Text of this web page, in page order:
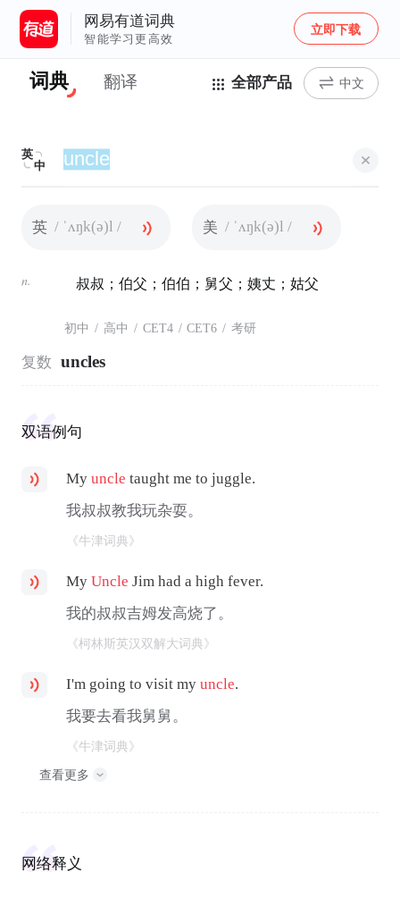
网易有道词典
智能学习更高效
立即下载
词典 翻译 全部产品 中文
英
中
英 / ˈʌŋk(ə)l / 美 / ˈʌŋk(ə)l /
n. 叔叔；伯父；伯伯；舅父；姨丈；姑父
初中 / 高中 / CET4 / CET6 / 考研
复数 uncles
双语例句
Myuncle taught me to juggle.
我叔叔教我玩杂耍。
《牛津词典》
MyUncle Jim had a high fever.
我的叔叔吉姆发高烧了。
《柯林斯英汉双解大词典》
I'm going to visit myuncle.
我要去看我舅舅。
《牛津词典》
查看更多
网络释义